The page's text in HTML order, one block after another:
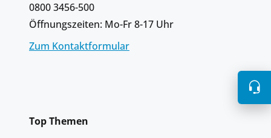
0800 3456-500
Öffnungszeiten: Mo-Fr 8-17 Uhr
Zum Kontaktformular
Top Themen